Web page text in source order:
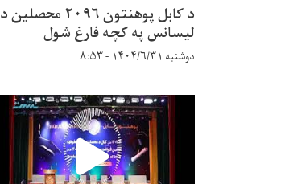
د کابل پوهنتون ۲۰۹۶ محصلین د
لیسانس په کچه فارغ شول
دوشنبه ۱۴۰۴/۶/۳۱ - ۸:۵۳